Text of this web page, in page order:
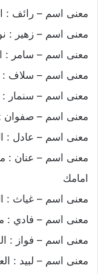
معنى اسم – رائف :
معنى اسم – زهير :
معنى اسم – سامر :
معنى اسم – سلاف :
معنى اسم – سنمار :
معنى اسم –
معنى اسم – عادل :
معنى اسم – عنان :
امامك
معنى اسم – غياث :
معنى اسم – فادي : من
معنى اسم – فواز :
معنى اسم – لبيد :